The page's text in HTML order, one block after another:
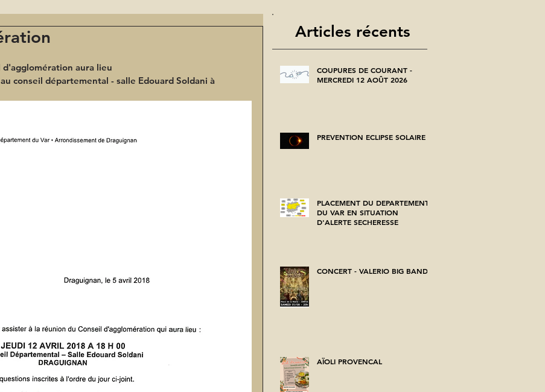
d'agglomération aura lieu
conseil départemental - salle Edouard Soldani à
Articles récents
COUPURES DE COURANT -
MERCREDI 12 AOÛT 2026
PREVENTION ECLIPSE SOLAIRE
PLACEMENT DU DEPARTEMENT
DU VAR EN SITUATION
D'ALERTE SECHERESSE
CONCERT - VALERIO BIG BAND
AÏOLI PROVENCAL